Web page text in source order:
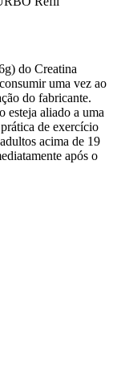
do Creatina
uma vez ao
do fabricante.
esteja aliado a uma
de exercício
acima de 19
após o